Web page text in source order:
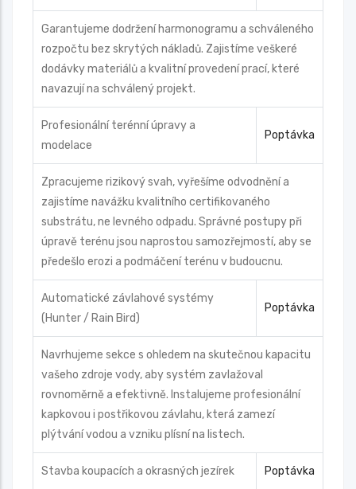
Garantujeme dodržení harmonogramu a schváleného
rozpočtu bez skrytých nákladů. Zajistíme veškeré
dodávky materiálů a kvalitní provedení prací, které
navazují na schválený projekt.
Profesionální terénní úpravy a
modelace
Poptávka
Zpracujeme rizikový svah, vyřešíme odvodnění a
zajistíme navážku kvalitního certifikovaného
substrátu, ne levného odpadu. Správné postupy při
úpravě terénu jsou naprostou samozřejmostí, aby se
předešlo erozi a podmáčení terénu v budoucnu.
Automatické závlahové systémy
(Hunter / Rain Bird)
Poptávka
Navrhujeme sekce s ohledem na skutečnou kapacitu
vašeho zdroje vody, aby systém zavlažoval
rovnoměrně a efektivně. Instalujeme profesionální
kapkovou i postřikovou závlahu, která zamezí
plýtvání vodou a vzniku plísní na listech.
Stavba koupacích a okrasných jezírek Poptávka